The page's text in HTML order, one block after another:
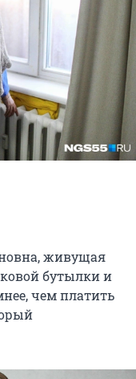
живущая
бутылки и
чем платить